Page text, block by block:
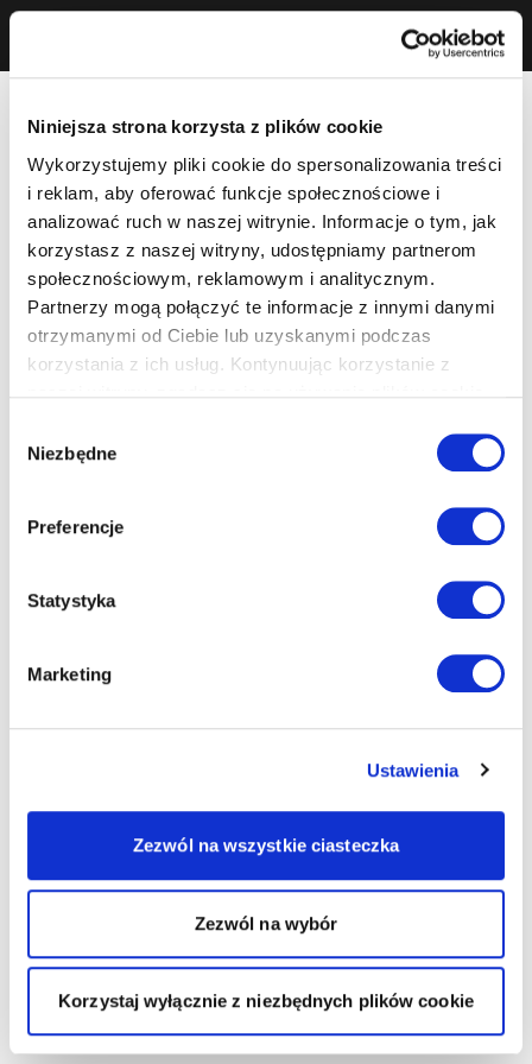
Niniejsza strona korzysta z plików cookie
Wykorzystujemy pliki cookie do spersonalizowania treści
i reklam, aby oferować funkcje społecznościowe i
analizować ruch w naszej witrynie. Informacje o tym, jak
korzystasz z naszej witryny, udostępniamy partnerom
społecznościowym, reklamowym i analitycznym.
Partnerzy mogą połączyć te informacje z innymi danymi
otrzymanymi od Ciebie lub uzyskanymi podczas
korzystania z ich usług. Kontynuując korzystanie z
zgody
Niezbędne
Preferencje
Statystyka
Marketing
Ustawienia
Zezwól na wszystkie ciasteczka
Zezwól na wybór
Korzystaj wyłącznie z niezbędnych plików cookie